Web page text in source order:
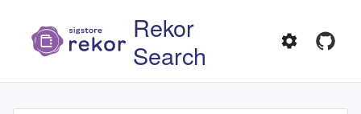
Rekor
Search